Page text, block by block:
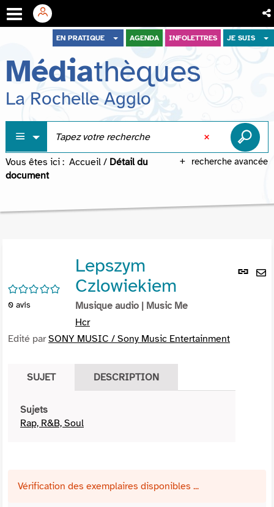
menu
contenu
recherche
EN PRATIQUE AGENDA INFOLETTRES JE SUIS
Médiathèques
La Rochelle Agglo
recherche avancée
Vous êtes ici : Accueil / Détail du
document
Lien
/5
0 avis
Lepszym
Czlowiekiem
Musique audio | Music Me
Hcr
Edité parSONY MUSIC / Sony Music Entertainment
SUJET DESCRIPTION
Sujets
Rap, R&B, Soul
Vérification des exemplaires disponibles ...